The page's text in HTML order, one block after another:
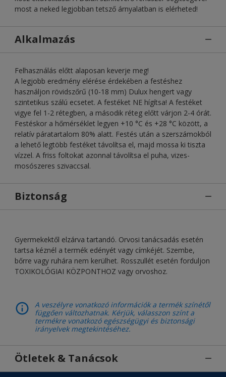
most a neked legjobban tetsző árnyalatban is elérheted!
Alkalmazás
Felhasználás előtt alaposan keverje meg!
A legjobb eredmény elérése érdekében a festéshez
használjon rövidszőrű (10-18 mm) Dulux hengert vagy
szintetikus szálú ecsetet. A festéket NE hígítsa! A festéket
vigye fel 1-2 rétegben, a második réteg előtt várjon 2-4 órát.
Festéskor a hőmérséklet legyen +10 °C és +28 °C között, a
relatív páratartalom 80% alatt. Festés után a szerszámokból
a lehető legtöbb festéket távolítsa el, majd mossa ki tiszta
vízzel. A friss foltokat azonnal távolítsa el puha, vizes-
mosószeres szivaccsal.
Biztonság
Gyermekektől elzárva tartandó. Orvosi tanácsadás esetén
tartsa kéznél a termék edényét vagy címkéjét. Szembe,
bőrre vagy ruhára nem kerülhet. Rosszullét esetén forduljon
TOXIKOLÓGIAI KÖZPONTHOZ vagy orvoshoz.
A veszélyre vonatkozó információk a termék színétől
függően változhatnak. Kérjük, válasszon színt a
termékre vonatkozó egészségügyi és biztonsági
irányelvek megtekintéséhez.
Ötletek & Tanácsok